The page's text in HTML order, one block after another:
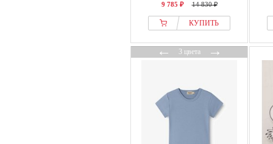
9 785 ₽ 14 830 ₽
КУПИТЬ
←3 цвета→